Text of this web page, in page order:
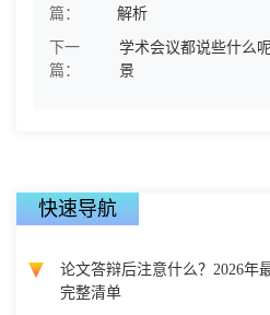
篇：
解析
下一
篇：
学术会议都说些什么
景
快速导航
论文答辩后注意什么？2026年
完整清单